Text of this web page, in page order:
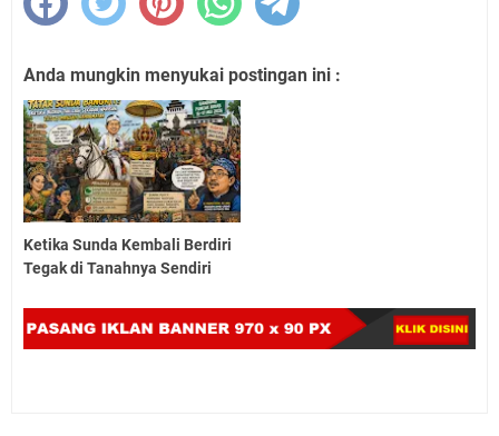
Anda mungkin menyukai postingan ini :
Ketika Sunda Kembali Berdiri
Tegak di Tanahnya Sendiri